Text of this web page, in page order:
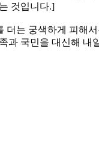
것입니다.]
더는 궁색하게 피해
과 국민을 대신해 내